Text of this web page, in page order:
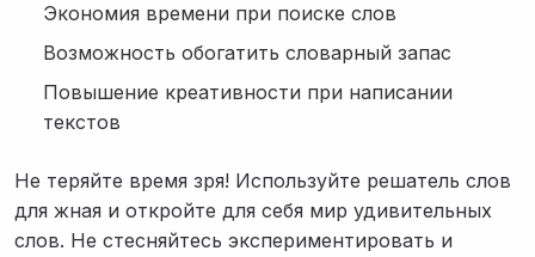
Экономия времени при поиске слов
Возможность обогатить словарный запас
Повышение креативности при написании
текстов
Не теряйте время зря! Используйте решатель слов
для жная и откройте для себя мир удивительных
слов. Не стесняйтесь экспериментировать и